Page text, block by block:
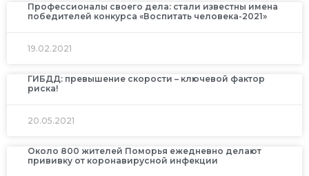
Профессионалы своего дела: стали известны имена
победителей конкурса «Воспитать человека-2021»
19.02.2021
ГИБДД: превышение скорости – ключевой фактор
риска!
20.05.2021
Около 800 жителей Поморья ежедневно делают
прививку от коронавирусной инфекции